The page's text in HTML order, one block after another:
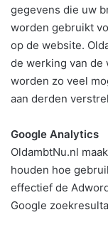
gegevens die uw
worden gebruikt
op de website.
de werking van de
worden zo veel
aan derden
Google Analytics
OldambtNu.nl
houden hoe
effectief de
Google